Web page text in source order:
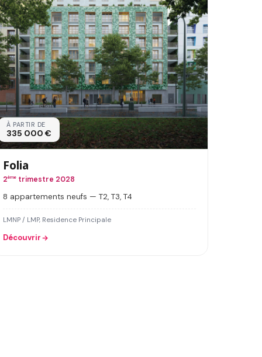
À PARTIR DE
335 000 €
Folia
2ème trimestre 2028
8 appartements neufs — T2, T3, T4
LMNP / LMP, Residence Principale
Découvrir